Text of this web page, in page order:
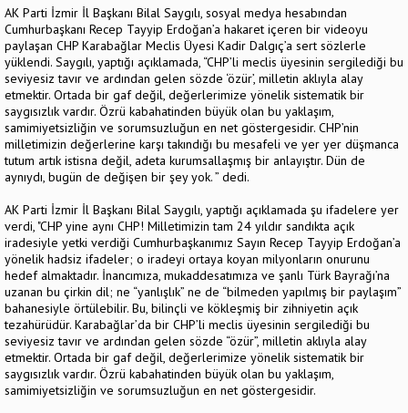
AK Parti İzmir İl Başkanı Bilal Saygılı, sosyal medya hesabından
Cumhurbaşkanı Recep Tayyip Erdoğan’a hakaret içeren bir videoyu
paylaşan CHP Karabağlar Meclis Üyesi Kadir Dalgıç’a sert sözlerle
yüklendi. Saygılı, yaptığı açıklamada, “CHP’li meclis üyesinin sergilediği bu
seviyesiz tavır ve ardından gelen sözde ‘özür’, milletin aklıyla alay
etmektir. Ortada bir gaf değil, değerlerimize yönelik sistematik bir
saygısızlık vardır. Özrü kabahatinden büyük olan bu yaklaşım,
samimiyetsizliğin ve sorumsuzluğun en net göstergesidir. CHP’nin
milletimizin değerlerine karşı takındığı bu mesafeli ve yer yer düşmanca
tutum artık istisna değil, adeta kurumsallaşmış bir anlayıştır. Dün de
aynıydı, bugün de değişen bir şey yok. ” dedi.
AK Parti İzmir İl Başkanı Bilal Saygılı, yaptığı açıklamada şu ifadelere yer
verdi, "CHP yine aynı CHP! Milletimizin tam 24 yıldır sandıkta açık
iradesiyle yetki verdiği Cumhurbaşkanımız Sayın Recep Tayyip Erdoğan’a
yönelik hadsiz ifadeler; o iradeyi ortaya koyan milyonların onurunu
hedef almaktadır. İnancımıza, mukaddesatımıza ve şanlı Türk Bayrağı’na
uzanan bu çirkin dil; ne “yanlışlık” ne de “bilmeden yapılmış bir paylaşım”
bahanesiyle örtülebilir. Bu, bilinçli ve kökleşmiş bir zihniyetin açık
tezahürüdür. Karabağlar’da bir CHP’li meclis üyesinin sergilediği bu
seviyesiz tavır ve ardından gelen sözde “özür”, milletin aklıyla alay
etmektir. Ortada bir gaf değil, değerlerimize yönelik sistematik bir
saygısızlık vardır. Özrü kabahatinden büyük olan bu yaklaşım,
samimiyetsizliğin ve sorumsuzluğun en net göstergesidir.